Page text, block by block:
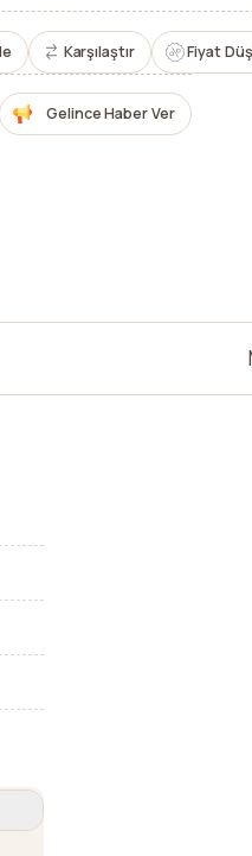
Karşılaştır Fiyat
Gelince Haber Ver